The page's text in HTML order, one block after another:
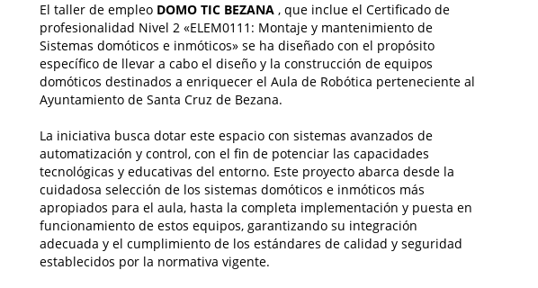
El taller de empleo DOMO TIC BEZANA , que inclue el Certificado de
profesionalidad Nivel 2 «ELEM0111: Montaje y mantenimiento de
Sistemas domóticos e inmóticos» se ha diseñado con el propósito
específico de llevar a cabo el diseño y la construcción de equipos
domóticos destinados a enriquecer el Aula de Robótica perteneciente al
Ayuntamiento de Santa Cruz de Bezana.
La iniciativa busca dotar este espacio con sistemas avanzados de
automatización y control, con el fin de potenciar las capacidades
tecnológicas y educativas del entorno. Este proyecto abarca desde la
cuidadosa selección de los sistemas domóticos e inmóticos más
apropiados para el aula, hasta la completa implementación y puesta en
funcionamiento de estos equipos, garantizando su integración
adecuada y el cumplimiento de los estándares de calidad y seguridad
establecidos por la normativa vigente.